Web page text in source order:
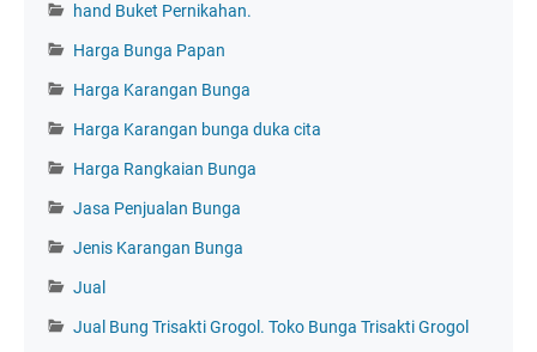
hand Buket Pernikahan.
Harga Bunga Papan
Harga Karangan Bunga
Harga Karangan bunga duka cita
Harga Rangkaian Bunga
Jasa Penjualan Bunga
Jenis Karangan Bunga
Jual
Jual Bung Trisakti Grogol. Toko Bunga Trisakti Grogol